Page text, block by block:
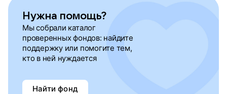
Нужна помощь?
Мы собрали каталог
проверенных фондов: найдите
поддержку или помогите тем,
кто в ней нуждается
Найти фонд